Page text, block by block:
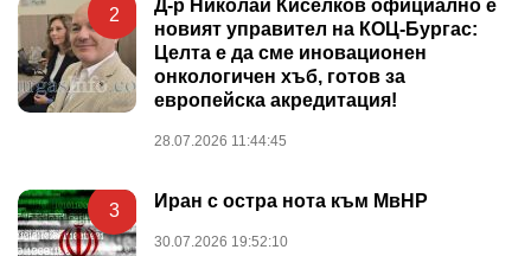
2
Д-р Николай Киселков официално е
новият управител на КОЦ-Бургас:
Целта е да сме иновационен
онкологичен хъб, готов за
европейска акредитация!
28.07.2026 11:44:45
3 Иран с остра нота към МвНР
30.07.2026 19:52:10